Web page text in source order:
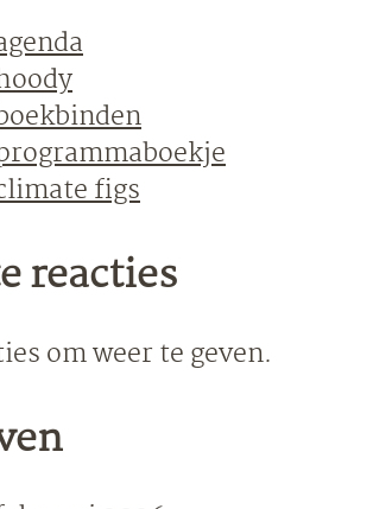
figs
reacties
om weer te geven.